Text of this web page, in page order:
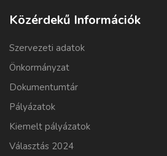
Közérdekű Információk
Szervezeti adatok
Önkormányzat
Dokumentumtár
Pályázatok
Kiemelt pályázatok
Választás 2024